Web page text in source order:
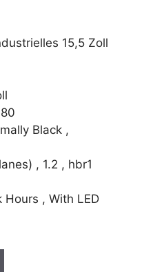
15,5 Zoll
Black ,
, 1.2 , hbr1
Hours , With LED